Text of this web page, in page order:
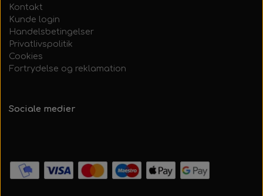
Kontakt
Kunde login
Handelsbetingelser
Privatlivspolitik
Cookies
Fortrydelse og reklamation
Sociale medier